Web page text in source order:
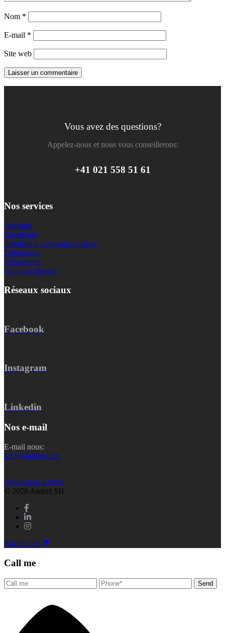
Nom *
E-mail *
Site web
Vous avez des questions?
Appelez-nous et nous vous conseillerons:
+41 021 558 51 61
Nos services
Sanitaire
Chauffage
Installation panneaux solaires
Dépannage
Rénovation
Pompe à chaleur
Réseaux sociaux
Facebook
Instagram
Linkedin
Nos e-mail
E-mail nous:
info@andreish.ch
Développeur KitWeb
© 2026 Andrei SH
Back to top
Call me
Send